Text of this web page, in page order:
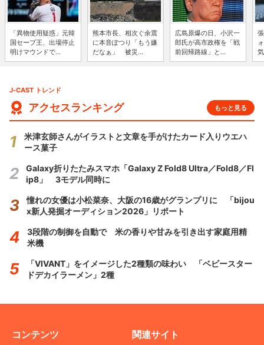
「異物使用疑惑」元韓
国セーブ王、出場停止
明けマウンドで...
熊本市長、相次ぐ余震
に本音ぽつり「もう嫌
だなぁ」 被災...
広島原爆の日、小沢一
郎氏が高市政権を「戦
前回帰路線」と...
J-CAST トレンド
アクセスランキング もっと見る
米津玄師さんがイラストと文章を手がけたカード入りウエハ
ース菓子
Galaxy折りたたみスマホ「Galaxy Z Fold8 Ultra／Fold8／Fl
ip8」 3モデル同時に
憧れの女優は小松菜奈、大阪の16歳がグランプリに 「bijou
x新人発掘オーディション2026」リポート
3段階の制御を自動で 米の香りや甘みを引き出す家庭用精
米機
「VIVANT」をイメージした2種類の味わい 「ベビースター
ドデカイラーメン」2種
コンテンツ 関連サイト